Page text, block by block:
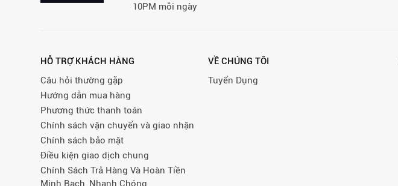
10PM mỗi ngày
HỖ TRỢ KHÁCH HÀNG
Câu hỏi thường gặp
Hướng dẫn mua hàng
Phương thức thanh toán
Chính sách vận chuyển và giao nhận
Chính sách bảo mật
Điều kiện giao dịch chung
Chính Sách Trả Hàng Và Hoàn Tiền
Minh Bạch, Nhanh Chóng
VỀ CHÚNG TÔI
Tuyển Dụng